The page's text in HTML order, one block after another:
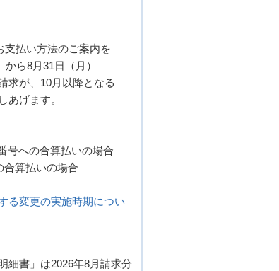
支払い方法のご案内を
ら8月31日（月）
求が、10月以降となる
あげます。
号への合算払いの場合
合算払いの場合
る変更の実施時期につい
細書」は2026年8月請求分